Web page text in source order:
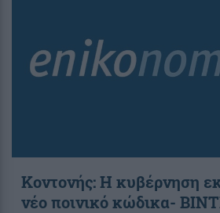
Κοντονής: Η κυβέρνηση
νέο ποινικό κώδικα-